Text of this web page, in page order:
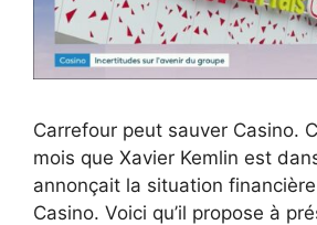
Carrefour peut sauver Casino.
mois que Xavier Kemlin est
annonçait la situation
Casino. Voici qu’il propose à